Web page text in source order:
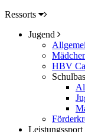
Ressorts
Jugend
HBV
Leistungssport